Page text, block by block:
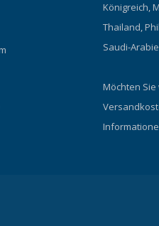
Königreich,
Thailand,
Saudi-
Möchten